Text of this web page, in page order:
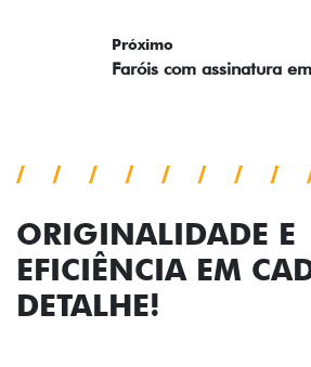
Próximo
Faróis com assinatura
ORIGINALIDADE E
EFICIÊNCIA EM
DETALHE!